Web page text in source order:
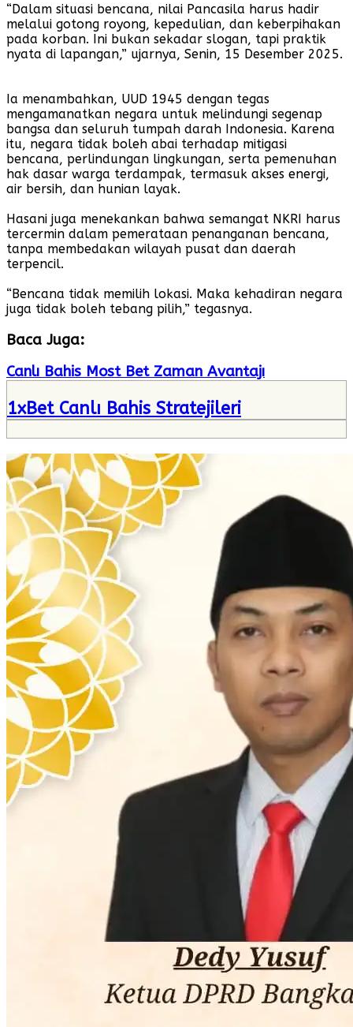
“Dalam situasi bencana, nilai Pancasila harus hadir
melalui gotong royong, kepedulian, dan keberpihakan
pada korban. Ini bukan sekadar slogan, tapi praktik
nyata di lapangan,” ujarnya, Senin, 15 Desember 2025.
Ia menambahkan, UUD 1945 dengan tegas
mengamanatkan negara untuk melindungi segenap
bangsa dan seluruh tumpah darah Indonesia. Karena
itu, negara tidak boleh abai terhadap mitigasi
bencana, perlindungan lingkungan, serta pemenuhan
hak dasar warga terdampak, termasuk akses energi,
air bersih, dan hunian layak.
Hasani juga menekankan bahwa semangat NKRI harus
tercermin dalam pemerataan penanganan bencana,
tanpa membedakan wilayah pusat dan daerah
terpencil.
“Bencana tidak memilih lokasi. Maka kehadiran negara
juga tidak boleh tebang pilih,” tegasnya.
Baca Juga:
Canlı Bahis Most Bet Zaman Avantajı
1xBet Canlı Bahis Stratejileri